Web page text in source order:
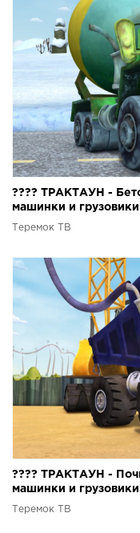
???? ТРАКТАУН -
машинки и
Теремок ТВ
???? ТРАКТАУН -
машинки и
Теремок ТВ